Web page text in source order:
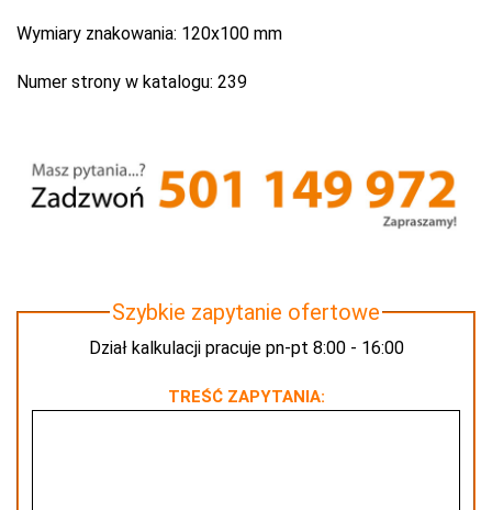
Wymiary znakowania: 120x100 mm
Numer strony w katalogu: 239
Szybkie zapytanie ofertowe
Dział kalkulacji pracuje pn-pt 8:00 - 16:00
TREŚĆ ZAPYTANIA: